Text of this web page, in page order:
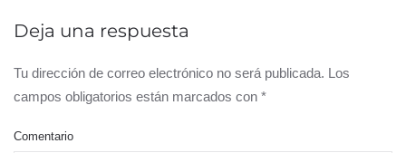
Deja una respuesta
Tu dirección de correo electrónico no será publicada. Los
campos obligatorios están marcados con *
Comentario